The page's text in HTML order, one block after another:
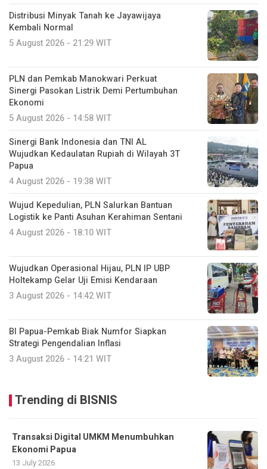
Distribusi Minyak Tanah ke Jayawijaya
Kembali Normal
5 August 2026 - 21:29 WIT
PLN dan Pemkab Manokwari Perkuat
Sinergi Pasokan Listrik Demi Pertumbuhan
Ekonomi
5 August 2026 - 14:58 WIT
Sinergi Bank Indonesia dan TNI AL
Wujudkan Kedaulatan Rupiah di Wilayah 3T
Papua
4 August 2026 - 19:38 WIT
Wujud Kepedulian, PLN Salurkan Bantuan
Logistik ke Panti Asuhan Kerahiman Sentani
4 August 2026 - 18:10 WIT
Wujudkan Operasional Hijau, PLN IP UBP
Holtekamp Gelar Uji Emisi Kendaraan
3 August 2026 - 14:42 WIT
BI Papua-Pemkab Biak Numfor Siapkan
Strategi Pengendalian Inflasi
3 August 2026 - 14:21 WIT
Trending di BISNIS
Transaksi Digital UMKM Menumbuhkan
Ekonomi Papua
13 July 2026